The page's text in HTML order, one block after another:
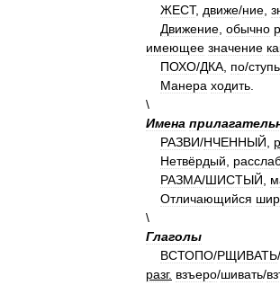
ЖЕСТ, движе/ние
Движение обычно
имеющее значение
ПОХО/ДКА по/ступь
Манера ходить
\
Имена
РАЗВИ/НЧЕННЫЙ
Нетвёрдый
РАЗМА/ШИСТЫЙ м
Отличающийся
\
Глаголы
ВСТОПО/РЩИВАТЬ/
разг. взъеро/шивать/